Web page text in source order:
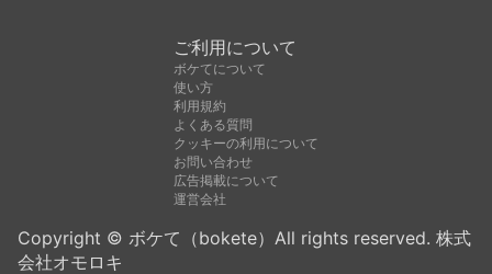
ご利用について
ボケてについて
使い方
利用規約
よくある質問
クッキーの利用について
お問い合わせ
広告掲載について
運営会社
Copyright © ボケて（bokete）All rights reserved. 株式
会社オモロキ